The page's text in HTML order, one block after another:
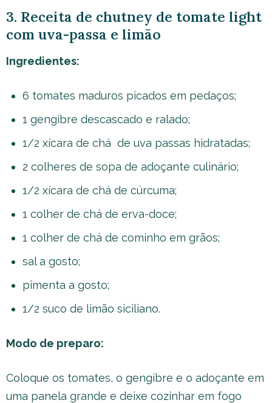
3. Receita de chutney de tomate light
com uva-passa e limão
Ingredientes:
6 tomates maduros picados em pedaços;
1 gengibre descascado e ralado;
1/2 xícara de chá de uva passas hidratadas;
2 colheres de sopa de adoçante culinário;
1/2 xícara de chá de cúrcuma;
1 colher de chá de erva-doce;
1 colher de chá de cominho em grãos;
sal a gosto;
pimenta a gosto;
1/2 suco de limão siciliano.
Modo de preparo:
Coloque os tomates, o gengibre e o adoçante em
uma panela grande e deixe cozinhar em fogo